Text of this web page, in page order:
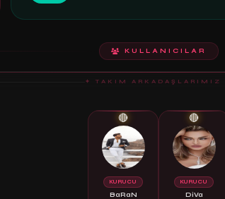
KULLANICILAR
✦ TAKIM ARKADAŞLARIMIZ
🔴
KURUCU
BaRaN
🔴
KURUCU
DiVa